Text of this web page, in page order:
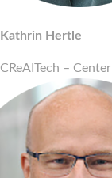
Kathrin Hertle
CReAITech –